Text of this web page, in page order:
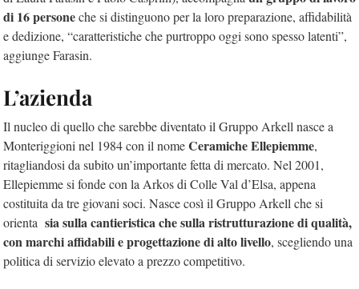
di 16 personeche si distinguono per la loro preparazione, affidabilità
e dedizione, “caratteristiche che purtroppo oggi sono spesso latenti”,
aggiunge Farasin.
L’azienda
Il nucleo di quello che sarebbe diventato il Gruppo Arkell nasce a
Monteriggioni nel 1984 con il nomeCeramiche Ellepiemme,
ritagliandosi da subito un’importante fetta di mercato. Nel 2001,
Ellepiemme si fonde con la Arkos di Colle Val d’Elsa, appena
costituita da tre giovani soci. Nasce così il Gruppo Arkell che si
orienta sia sulla cantieristica che sulla ristrutturazione di qualità,
con marchi affidabili e progettazione di alto livello, scegliendo una
politica di servizio elevato a prezzo competitivo.